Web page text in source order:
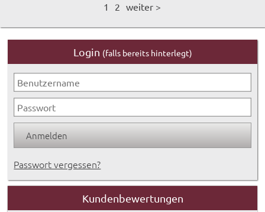
1 2 weiter >
Login (falls bereits hinterlegt)
Passwort vergessen?
Kundenbewertungen